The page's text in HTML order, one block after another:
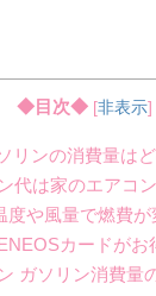
◆目次◆ [非表示]
リンの消費量は
代は家のエアコ
度や風量で燃費が
カードがお
ガソリン消費量